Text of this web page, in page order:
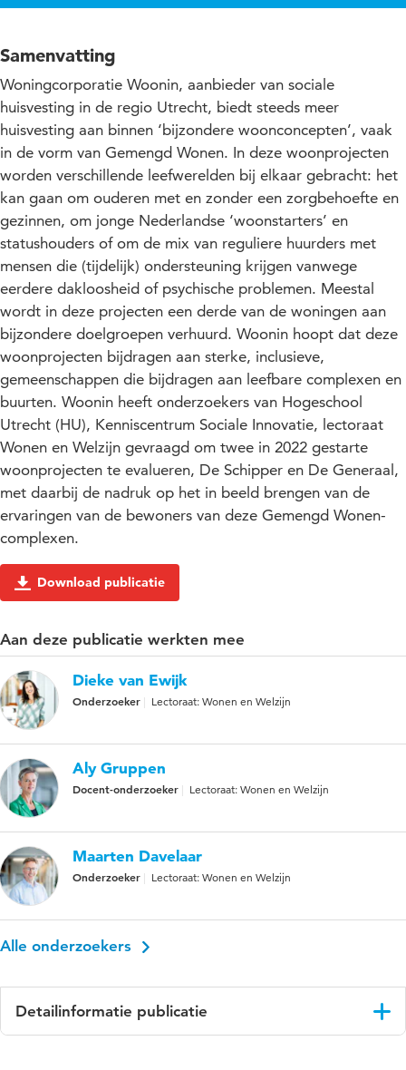
Samenvatting
Woningcorporatie Woonin, aanbieder van sociale
huisvesting in de regio Utrecht, biedt steeds meer
huisvesting aan binnen ‘bijzondere woonconcepten’, vaak
in de vorm van Gemengd Wonen. In deze woonprojecten
worden verschillende leefwerelden bij elkaar gebracht: het
kan gaan om ouderen met en zonder een zorgbehoefte en
gezinnen, om jonge Nederlandse ‘woonstarters’ en
statushouders of om de mix van reguliere huurders met
mensen die (tijdelijk) ondersteuning krijgen vanwege
eerdere dakloosheid of psychische problemen. Meestal
wordt in deze projecten een derde van de woningen aan
bijzondere doelgroepen verhuurd. Woonin hoopt dat deze
woonprojecten bijdragen aan sterke, inclusieve,
gemeenschappen die bijdragen aan leefbare complexen en
buurten. Woonin heeft onderzoekers van Hogeschool
Utrecht (HU), Kenniscentrum Sociale Innovatie, lectoraat
Wonen en Welzijn gevraagd om twee in 2022 gestarte
woonprojecten te evalueren, De Schipper en De Generaal,
met daarbij de nadruk op het in beeld brengen van de
ervaringen van de bewoners van deze Gemengd Wonen-
complexen.
Download publicatie
Aan deze publicatie werkten mee
Dieke van Ewijk
Onderzoeker Lectoraat: Wonen en Welzijn
Aly Gruppen
Docent-onderzoeker Lectoraat: Wonen en Welzijn
Maarten Davelaar
Onderzoeker Lectoraat: Wonen en Welzijn
Alle onderzoekers
Detailinformatie publicatie